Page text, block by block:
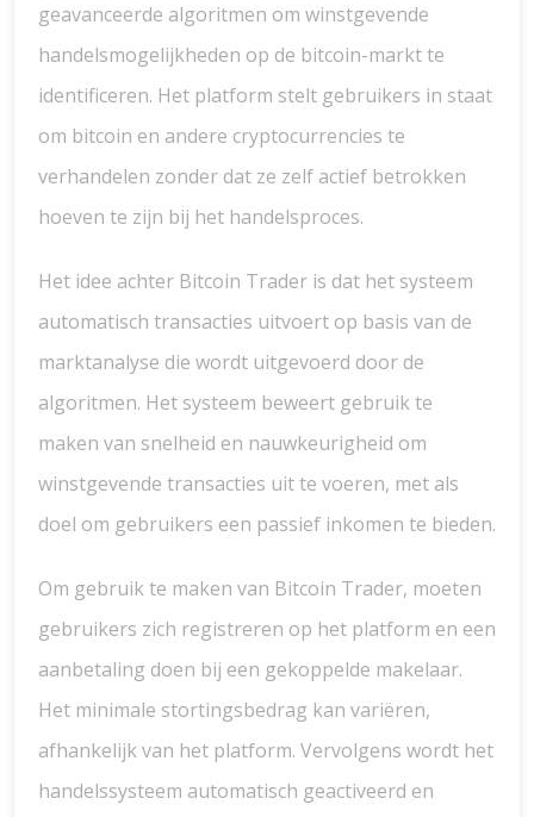
geavanceerde algoritmen om winstgevende
handelsmogelijkheden op de bitcoin-markt te
identificeren. Het platform stelt gebruikers in staat
om bitcoin en andere cryptocurrencies te
verhandelen zonder dat ze zelf actief betrokken
hoeven te zijn bij het handelsproces.
Het idee achter Bitcoin Trader is dat het systeem
automatisch transacties uitvoert op basis van de
marktanalyse die wordt uitgevoerd door de
algoritmen. Het systeem beweert gebruik te
maken van snelheid en nauwkeurigheid om
winstgevende transacties uit te voeren, met als
doel om gebruikers een passief inkomen te bieden.
Om gebruik te maken van Bitcoin Trader, moeten
gebruikers zich registreren op het platform en een
aanbetaling doen bij een gekoppelde makelaar.
Het minimale stortingsbedrag kan variëren,
afhankelijk van het platform. Vervolgens wordt het
handelssysteem automatisch geactiveerd en